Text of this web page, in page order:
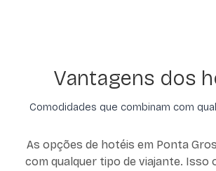
Vantagens dos
Comodidades que combinam com
As opções de hotéis em Ponta
com qualquer tipo de viajante. Isso